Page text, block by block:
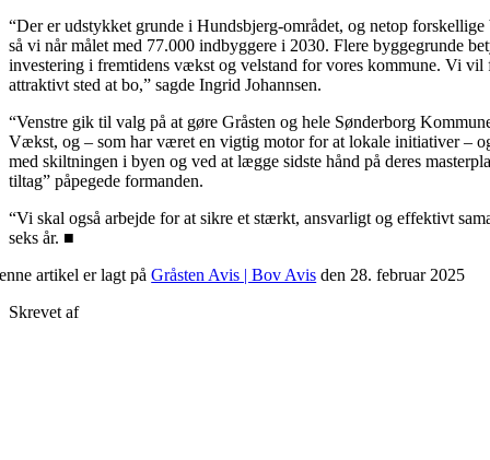
“Der er udstykket grunde i Hunds­bjerg-området, og netop
så vi når målet med 77.000 indbyggere i 2030. Flere byggegrunde
investering i fremtidens vækst og velstand for vores kommune. Vi
attraktivt sted at bo,” sagde Ingrid Johannsen.
“Venstre gik til valg på at gøre Gråsten og hele Søn­der­borg
Vækst, og – som har været en vigtig motor for at lokale initiativer –
med skiltningen i byen og ved at lægge sidste hånd på deres
tiltag” påpegede formanden.
“Vi skal også arbejde for at sikre et stærkt, ansvarligt og effektivt
seks år. ■
artikel er lagt påGråsten Avis | Bov Avis den 28. februar 2025
Skrevet af